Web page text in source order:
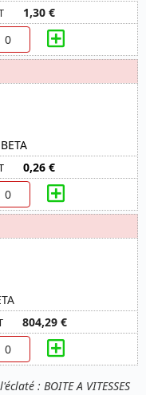
: BOITE A VITESSES
1,30 €
0,26 €
804,29 €